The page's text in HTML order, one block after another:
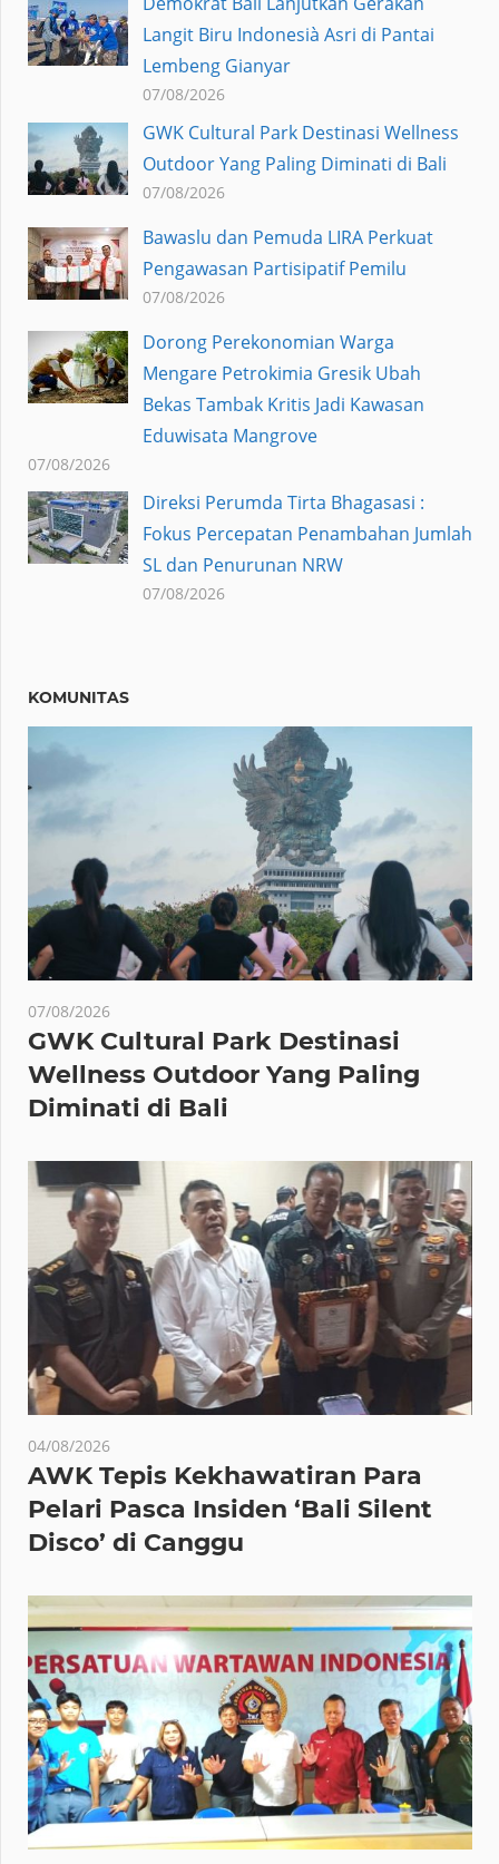
Langit Biru Indonesià Asri di Pantai
Lembeng Gianyar
07/08/2026
GWK Cultural Park Destinasi Wellness
Outdoor Yang Paling Diminati di Bali
07/08/2026
Bawaslu dan Pemuda LIRA Perkuat
Pengawasan Partisipatif Pemilu
07/08/2026
Dorong Perekonomian Warga
Mengare Petrokimia Gresik Ubah
Bekas Tambak Kritis Jadi Kawasan
Eduwisata Mangrove
07/08/2026
Direksi Perumda Tirta Bhagasasi :
Fokus Percepatan Penambahan Jumlah
SL dan Penurunan NRW
07/08/2026
KOMUNITAS
07/08/2026
GWK Cultural Park Destinasi
Wellness Outdoor Yang Paling
Diminati di Bali
04/08/2026
AWK Tepis Kekhawatiran Para
Pelari Pasca Insiden ‘Bali Silent
Disco’ di Canggu